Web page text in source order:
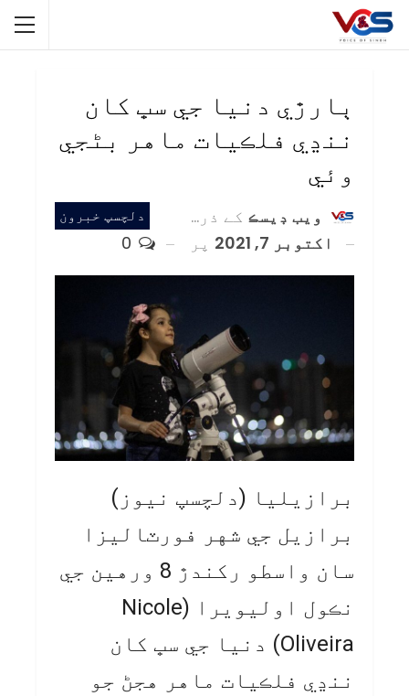
ٻارڙي دنيا جي سڀ کان
ننڍي فلڪيات ماهر بڻجي
وئي
دلچسپ خبرون ويب ڊيسڪ کے ذریعہ
اکتوبر 7, 2021
پر
برازيليا (دلچسپ نيوز)
برازيل جي شهر فورٽاليزا
سان واسطو رکندڙ 8 ورهين جي
نڪول اوليويرا (Nicole
Oliveira) دنيا جي سڀ کان
ننڍي فلڪيات ماهر هجڻ جو